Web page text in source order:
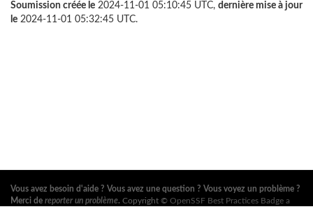
Soumission créée le 2024-11-01 05:10:45 UTC, dernière mise à jour
le 2024-11-01 05:32:45 UTC.
Vous avez besoin d'aide ? Vous avez une question ? Vous voyez un problème ?
Merci de reporter un problème. Copyright © OpenSSF Best Practices Badge a